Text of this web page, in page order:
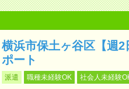
横浜市保土ヶ谷区【週
ポート
派遣 職種未経験OK 社会人未経験